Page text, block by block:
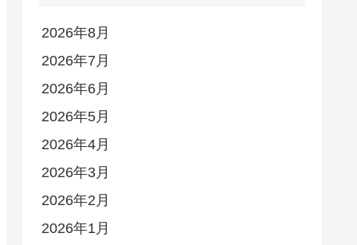
2026年8月
2026年7月
2026年6月
2026年5月
2026年4月
2026年3月
2026年2月
2026年1月